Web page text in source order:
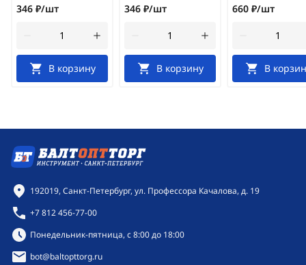
346 ₽/шт
В корзину
346 ₽/шт
В корзину
660 ₽/шт
В
Контактная информация
192019, Санкт-Петербург, ул. Профессора Качалова, д. 19
+7 812 456-77-00
Режим работы:
Понедельник-пятница, с 8:00 до 18:00
bot@baltopttorg.ru